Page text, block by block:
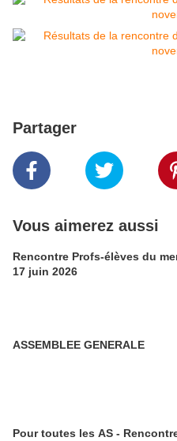
Partager
Vous aimerez aussi
Rencontre Profs-élèves du
17 juin 2026
ASSEMBLEE GENERALE
Pour toutes les AS -